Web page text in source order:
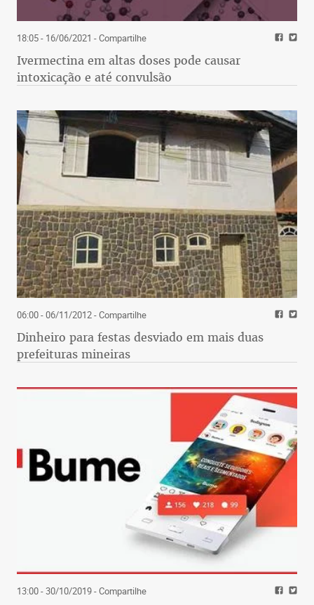
18:05 - 16/06/2021 - Compartilhe
Ivermectina em altas doses pode causar
intoxicação e até convulsão
06:00 - 06/11/2012- Compartilhe
Dinheiro para festas desviado em mais duas
prefeituras mineiras
13:00 - 30/10/2019- Compartilhe